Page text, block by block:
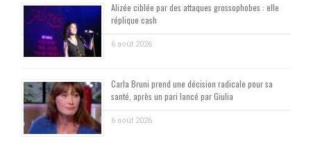
Alizée ciblée par des attaques grossophobes : elle
réplique cash
6 août 2026
Carla Bruni prend une décision radicale pour sa
santé, après un pari lancé par Giulia
6 août 2026